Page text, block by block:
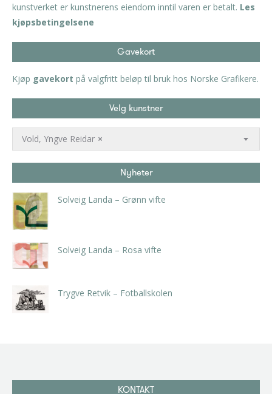
kunstverket er kunstnerens eiendom inntil varen er betalt. Les
kjøpsbetingelsene
Gavekort
Kjøp gavekort på valgfritt beløp til bruk hos Norske Grafikere.
Velg kunstner
×
Vold, Yngve Reidar
Nyheter
Solveig Landa – Grønn vifte
Solveig Landa – Rosa vifte
Trygve Retvik – Fotballskolen
KONTAKT